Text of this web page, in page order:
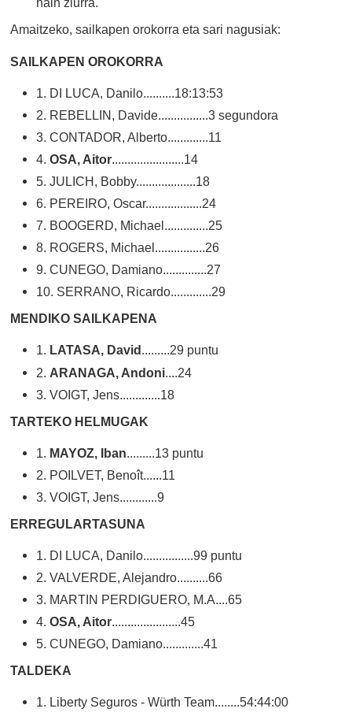
Amaitzeko, sailkapen orokorra eta sari nagusiak:
SAILKAPEN OROKORRA
1. DI LUCA, Danilo..........18:13:53
2. REBELLIN, Davide................3 segundora
3. CONTADOR, Alberto.............11
4. OSA, Aitor.......................14
5. JULICH, Bobby...................18
6. PEREIRO, Oscar..................24
7. BOOGERD, Michael..............25
8. ROGERS, Michael................26
9. CUNEGO, Damiano..............27
10. SERRANO, Ricardo.............29
MENDIKO SAILKAPENA
1. LATASA, David .........29 puntu
2. ARANAGA, Andoni....24
3. VOIGT, Jens.............18
TARTEKO HELMUGAK
1. MAYOZ, Iban.........13 puntu
2. POILVET, Benoît......11
3. VOIGT, Jens............9
ERREGULARTASUNA
1. DI LUCA, Danilo................99 puntu
2. VALVERDE, Alejandro..........66
3. MARTIN PERDIGUERO, M.A....65
4. OSA, Aitor......................45
5. CUNEGO, Damiano.............41
TALDEKA
1. Liberty Seguros - Würth Team........54:44:00